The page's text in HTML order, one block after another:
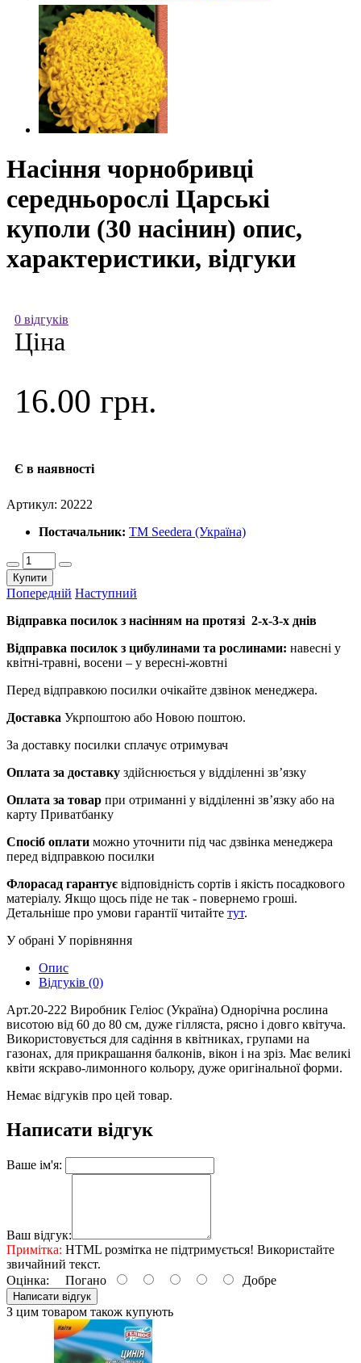
Насіння чорнобривці
середньорослі Царські
куполи (30 насінин) опис,
характеристики, відгуки
0 відгуків
Ціна
16.00 грн.
Є в наявності
Артикул: 20222
Постачальник: ТМ Seedera (Україна)
Купити
Попередній Наступний
Відправка посилок з насінням на протязі 2-х-3-х днів
Відправка посилок з цибулинами та рослинами: навесні у
квітні-травні, восени – у вересні-жовтні
Перед відправкою посилки очікайте дзвінок менеджера.
Доставка Укрпоштою або Новою поштою.
За доставку посилки сплачує отримувач
Оплата за доставку здійснюється у відділенні зв’язку
Оплата за товар при отриманні у відділенні зв’язку або на
карту Приватбанку
Спосіб оплати можно уточнити під час дзвінка менеджера
перед відправкою посилки
Флорасад гарантує відповідність сортів і якість посадкового
матеріалу. Якщо щось піде не так - повернемо гроші.
Детальніше про умови гарантії читайте тут.
У обрані У порівняння
Опис
Відгуків (0)
Арт.20-222 Виробник Геліос (Україна) Однорічна рослина
висотою від 60 до 80 см, дуже гілляста, рясно і довго квітуча.
Використовується для садіння в квітниках, групами на
газонах, для прикрашання балконів, вікон і на зріз. Має великі
квіти яскраво-лимонного кольору, дуже оригінальної форми.
Немає відгуків про цей товар.
Написати відгук
Ваше ім'я:
Ваш відгук:
Примітка: HTML розмітка не підтримується! Використайте
звичайний текст.
Оцінка: Погано Добре
Написати відгук
З цим товаром також купують